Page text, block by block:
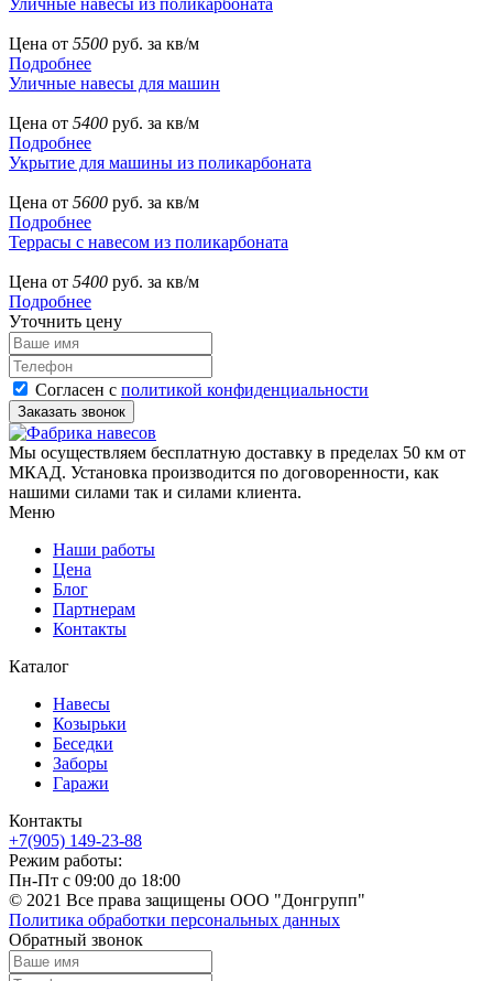
Цена от 5500 руб. за кв/м
Подробнее
Уличные навесы для машин
Цена от 5400 руб. за кв/м
Подробнее
Укрытие для машины из поликарбоната
Цена от 5600 руб. за кв/м
Подробнее
Террасы с навесом из поликарбоната
Цена от 5400 руб. за кв/м
Подробнее
Уточнить цену
Согласен с политикой конфиденциальности
Мы осуществляем бесплатную доставку в пределах 50 км от
МКАД. Установка производится по договоренности, как
нашими силами так и силами клиента.
Меню
Наши работы
Цена
Блог
Партнерам
Контакты
Каталог
Навесы
Козырьки
Беседки
Заборы
Гаражи
Контакты
+7(905) 149-23-88
Режим работы:
Пн-Пт с 09:00 до 18:00
© 2021 Все права защищены ООО "Донгрупп"
Политика обработки персональных данных
Обратный звонок